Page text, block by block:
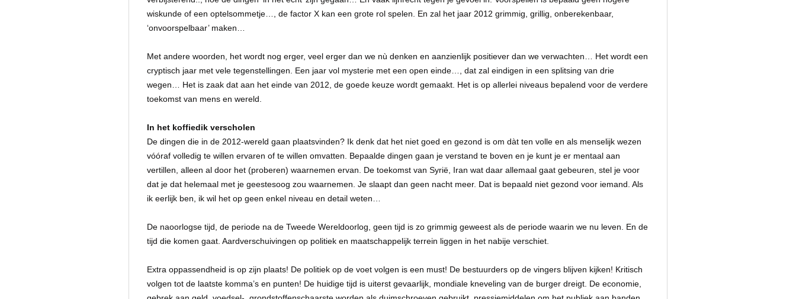
wiskunde of een optelsommetje…, de factor X kan een grote rol spelen. En zal het jaar 2012 grimmig, grillig, onberekenbaar,
‘onvoorspelbaar’ maken…
Met andere woorden, het wordt nog erger, veel erger dan we nù denken en aanzienlijk positiever dan we verwachten… Het wordt een
cryptisch jaar met vele tegenstellingen. Een jaar vol mysterie met een open einde…, dat zal eindigen in een splitsing van drie
wegen… Het is zaak dat aan het einde van 2012, de goede keuze wordt gemaakt. Het is op allerlei niveaus bepalend voor de verdere
toekomst van mens en wereld.
In het koffiedik verscholen
De dingen die in de 2012-wereld gaan plaatsvinden? Ik denk dat het niet goed en gezond is om dàt ten volle en als menselijk wezen
vóóraf volledig te willen ervaren of te willen omvatten. Bepaalde dingen gaan je verstand te boven en je kunt je er mentaal aan
vertillen, alleen al door het (proberen) waarnemen ervan. De toekomst van Syrië, Iran wat daar allemaal gaat gebeuren, stel je voor
dat je dat helemaal met je geestesoog zou waarnemen. Je slaapt dan geen nacht meer. Dat is bepaald niet gezond voor iemand. Als
ik eerlijk ben, ik wil het op geen enkel niveau en detail weten…
De naoorlogse tijd, de periode na de Tweede Wereldoorlog, geen tijd is zo grimmig geweest als de periode waarin we nu leven. En de
tijd die komen gaat. Aardverschuivingen op politiek en maatschappelijk terrein liggen in het nabije verschiet.
Extra oppassendheid is op zijn plaats! De politiek op de voet volgen is een must! De bestuurders op de vingers blijven kijken! Kritisch
volgen tot de laatste komma’s en punten! De huidige tijd is uiterst gevaarlijk, mondiale kneveling van de burger dreigt. De economie,